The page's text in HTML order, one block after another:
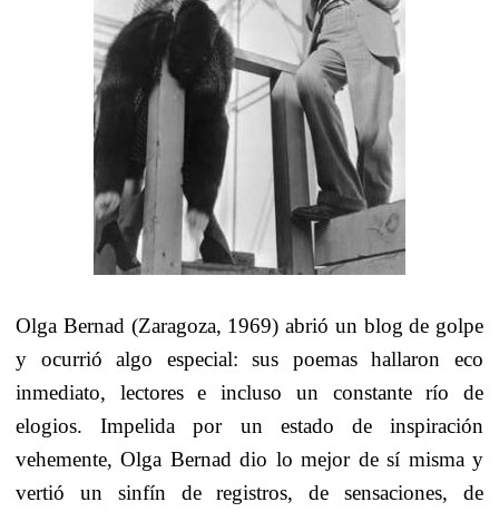
Olga Bernad (Zaragoza, 1969) abrió un blog de golpe
y ocurrió algo especial: sus poemas hallaron eco
inmediato, lectores e incluso un constante río de
elogios. Impelida por un estado de inspiración
vehemente, Olga Bernad dio lo mejor de sí misma y
vertió un sinfín de registros, de sensaciones, de